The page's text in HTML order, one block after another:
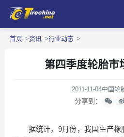
首页 资讯 行业动态
第四季度轮胎市
2011-11-04中国轮
分享到：
据统计，9月份，我国生产橡